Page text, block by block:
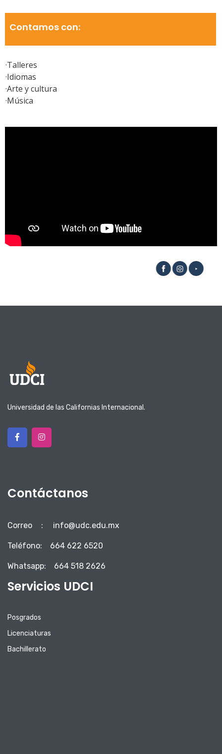
Contamos con:
·Talleres
·Idiomas
·Arte y cultura
·Música
Universidad de las Californias Internacional.
Contáctanos
Correo : info@udc.edu.mx
Teléfono: 664 622 6520
Whatsapp: 664 518 2626
Servicios UDCI
Posgrados
Licenciaturas
Bachillerato